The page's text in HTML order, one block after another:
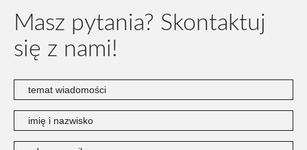
Masz pytania? Skontaktuj
się z nami!